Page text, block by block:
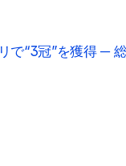
“3冠”を獲得 ─